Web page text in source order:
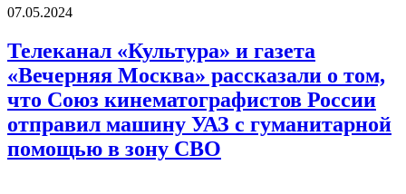
07.05.2024
Телеканал «Культура» и газета
«Вечерняя Москва» рассказали о том,
что Союз кинематографистов России
отправил машину УАЗ с гуманитарной
помощью в зону СВО